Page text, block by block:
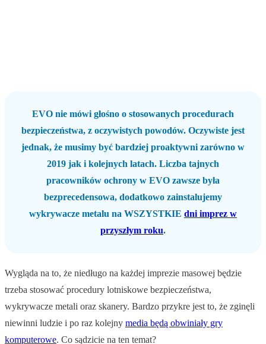
EVO nie mówi głośno o stosowanych procedurach
bezpieczeństwa, z oczywistych powodów. Oczywiste jest
jednak, że musimy być bardziej proaktywni zarówno w
2019 jak i kolejnych latach. Liczba tajnych
pracowników ochrony w EVO zawsze była
bezprecedensowa, dodatkowo zainstalujemy
wykrywacze metalu na WSZYSTKIE dni imprez w
przyszłym roku.
Wygląda na to, że niedługo na każdej imprezie masowej będzie
trzeba stosować procedury lotniskowe bezpieczeństwa,
wykrywacze metali oraz skanery. Bardzo przykre jest to, że zginęli
niewinni ludzie i po raz kolejny media będą obwiniały gry
komputerowe. Co sądzicie na ten temat?